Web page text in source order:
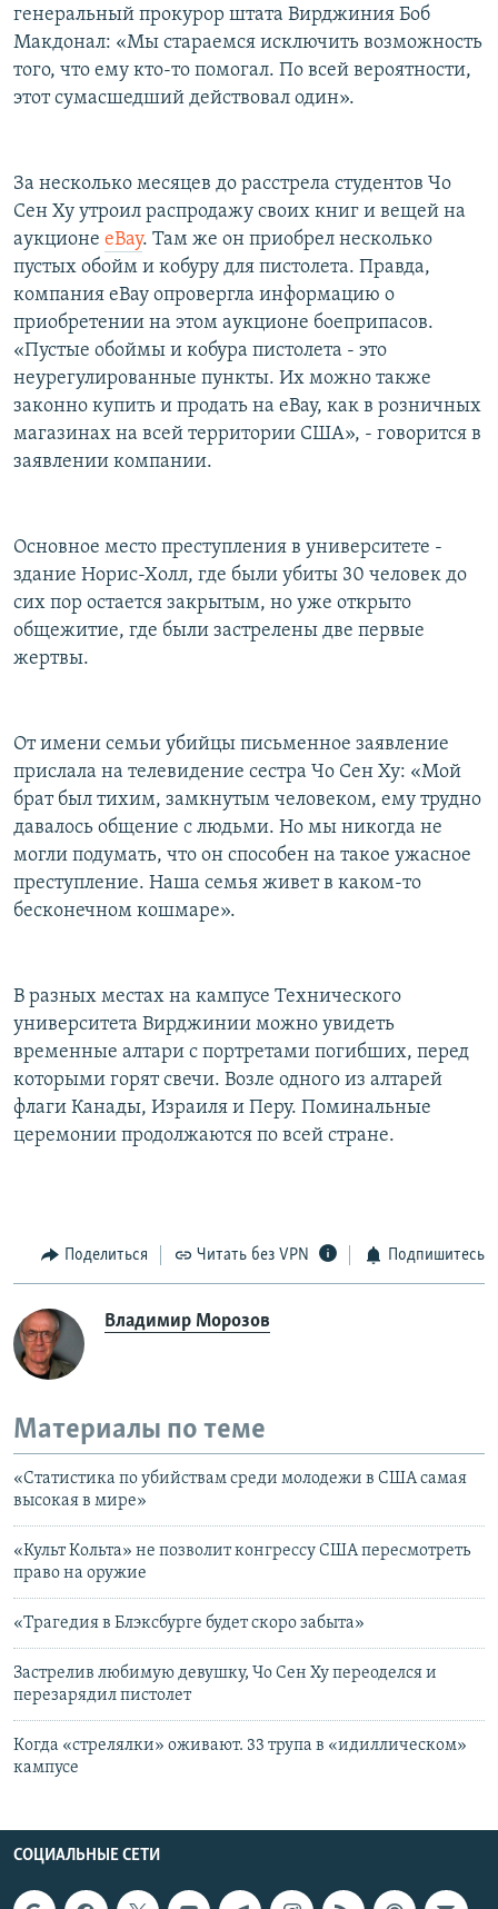
генеральный прокурор штата Вирджиния Боб
Макдонал: «Мы стараемся исключить возможность
того, что ему кто-то помогал. По всей вероятности,
этот сумасшедший действовал один».
За несколько месяцев до расстрела студентов Чо
Сен Ху утроил распродажу своих книг и вещей на
аукционе eBay. Там же он приобрел несколько
пустых обойм и кобуру для пистолета. Правда,
компания eBay опровергла информацию о
приобретении на этом аукционе боеприпасов.
«Пустые обоймы и кобура пистолета - это
неурегулированные пункты. Их можно также
законно купить и продать на eBay, как в розничных
магазинах на всей территории США», - говорится в
заявлении компании.
Основное место преступления в университете -
здание Норис-Холл, где были убиты 30 человек до
сих пор остается закрытым, но уже открыто
общежитие, где были застрелены две первые
жертвы.
От имени семьи убийцы письменное заявление
прислала на телевидение сестра Чо Сен Ху: «Мой
брат был тихим, замкнутым человеком, ему трудно
давалось общение с людьми. Но мы никогда не
могли подумать, что он способен на такое ужасное
преступление. Наша семья живет в каком-то
бесконечном кошмаре».
В разных местах на кампусе Технического
университета Вирджинии можно увидеть
временные алтари с портретами погибших, перед
которыми горят свечи. Возле одного из алтарей
флаги Канады, Израиля и Перу. Поминальные
церемонии продолжаются по всей стране.
Поделиться Читать без VPN Подпишитесь
Владимир Морозов
Материалы по теме
«Статистика по убийствам среди молодежи в США самая
высокая в мире»
«Культ Кольта» не позволит конгрессу США пересмотреть
право на оружие
«Трагедия в Блэксбурге будет скоро забыта»
Застрелив любимую девушку, Чо Сен Ху переоделся и
перезарядил пистолет
Когда «стрелялки» оживают. 33 трупа в «идиллическом»
кампусе
СОЦИАЛЬНЫЕ СЕТИ